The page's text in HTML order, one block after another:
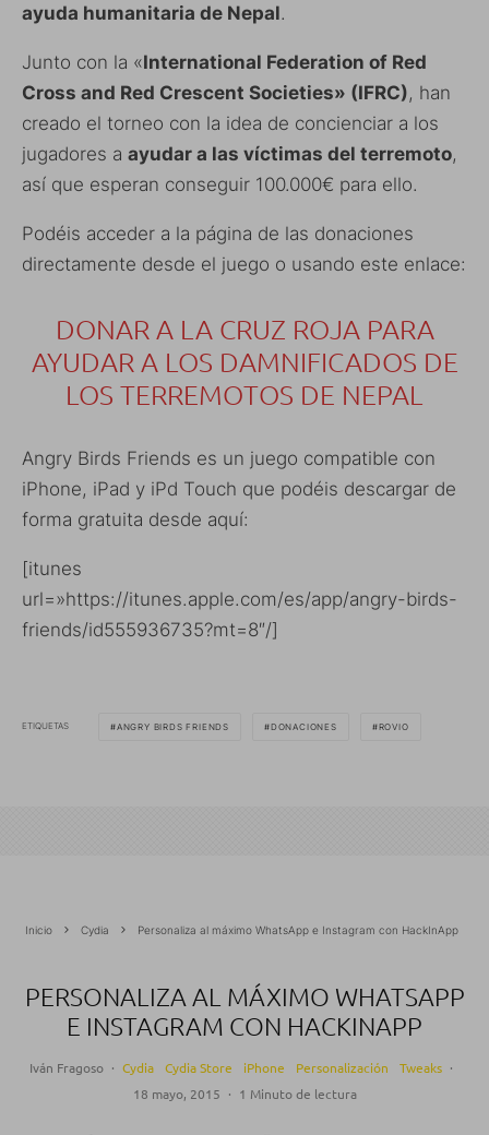
ayuda humanitaria de Nepal.
Junto con la «International Federation of Red
Cross and Red Crescent Societies» (IFRC), han
creado el torneo con la idea de concienciar a los
jugadores a ayudar a las víctimas del terremoto,
así que esperan conseguir 100.000€ para ello.
Podéis acceder a la página de las donaciones
directamente desde el juego o usando este enlace:
DONAR A LA CRUZ ROJA PARA
AYUDAR A LOS DAMNIFICADOS DE
LOS TERREMOTOS DE NEPAL
Angry Birds Friends es un juego compatible con
iPhone, iPad y iPd Touch que podéis descargar de
forma gratuita desde aquí:
[itunes
url=»https://itunes.apple.com/es/app/angry-birds-
friends/id555936735?mt=8″/]
ETIQUETAS ANGRY BIRDS FRIENDS DONACIONES ROVIO
Inicio Cydia Personaliza al máximo WhatsApp e Instagram con HackInApp
PERSONALIZA AL MÁXIMO WHATSAPP
E INSTAGRAM CON HACKINAPP
Iván Fragoso · Cydia Cydia Store iPhone Personalización Tweaks ·
18 mayo, 2015 · 1 Minuto de lectura